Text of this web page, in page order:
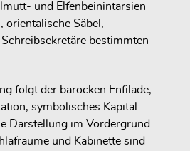
und Elfenbeinintarsien
orientalische Säbel,
bestimmten
folgt der barocken Enfilade,
symbolisches Kapital
Darstellung im Vordergrund
und Kabinette sind